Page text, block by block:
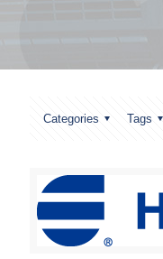
Categories Tags